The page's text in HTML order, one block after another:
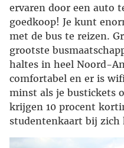
ervaren door een auto
goedkoop! Je kunt
met de bus te reizen.
grootste
haltes in heel Noord-
comfortabel en er is
minst als je bustickets
krijgen 10 procent
studentenkaart bij zich